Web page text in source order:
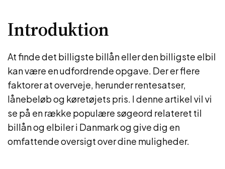
Introduktion
At finde det billigste billån eller den billigste elbil
kan være en udfordrende opgave. Der er flere
faktorer at overveje, herunder rentesatser,
lånebeløb og køretøjets pris. I denne artikel vil vi
se på en række populære søgeord relateret til
billån og elbiler i Danmark og give dig en
omfattende oversigt over dine muligheder.